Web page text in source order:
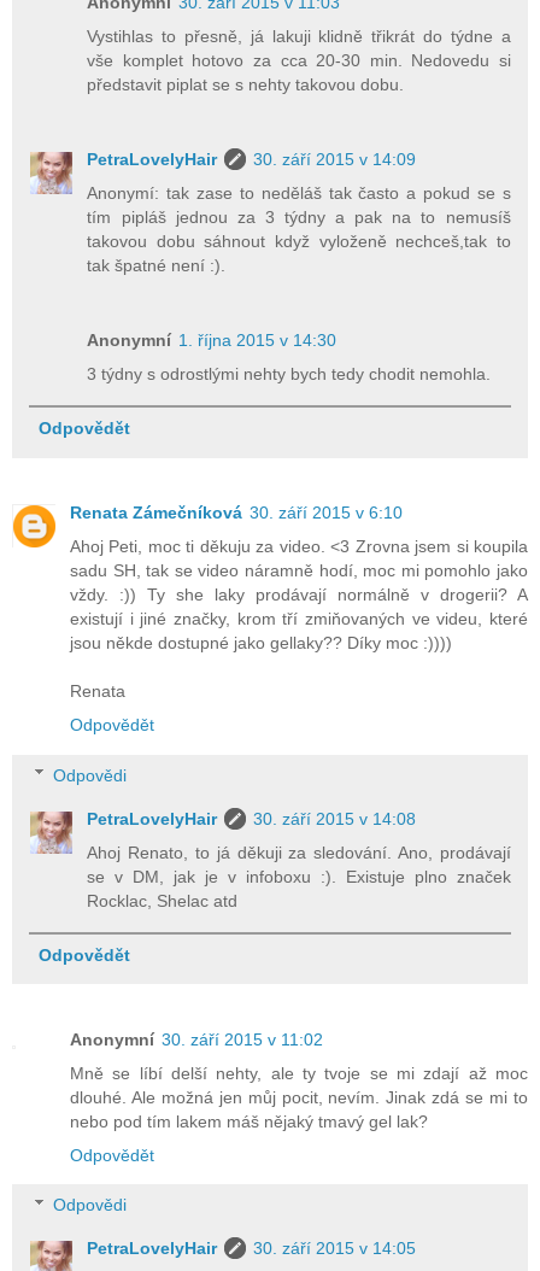
Vystihlas to přesně, já lakuji klidně třikrát do týdne a
vše komplet hotovo za cca 20-30 min. Nedovedu si
představit piplat se s nehty takovou dobu.
PetraLovelyHair
30. září 2015 v 14:09
Anonymí: tak zase to neděláš tak často a pokud se s
tím pipláš jednou za 3 týdny a pak na to nemusíš
takovou dobu sáhnout když vyloženě nechceš,tak to
tak špatné není :).
Anonymní 1. října 2015 v 14:30
3 týdny s odrostlými nehty bych tedy chodit nemohla.
Odpovědět
Renata Zámečníková 30. září 2015 v 6:10
Ahoj Peti, moc ti děkuju za video. <3 Zrovna jsem si koupila
sadu SH, tak se video náramně hodí, moc mi pomohlo jako
vždy. :)) Ty she laky prodávají normálně v drogerii? A
existují i jiné značky, krom tří zmiňovaných ve videu, které
jsou někde dostupné jako gellaky?? Díky moc :))))
Renata
Odpovědět
Odpovědi
PetraLovelyHair
30. září 2015 v 14:08
Ahoj Renato, to já děkuji za sledování. Ano, prodávají
se v DM, jak je v infoboxu :). Existuje plno značek
Rocklac, Shelac atd
Odpovědět
Anonymní 30. září 2015 v 11:02
Mně se líbí delší nehty, ale ty tvoje se mi zdají až moc
dlouhé. Ale možná jen můj pocit, nevím. Jinak zdá se mi to
nebo pod tím lakem máš nějaký tmavý gel lak?
Odpovědět
Odpovědi
PetraLovelyHair
30. září 2015 v 14:05